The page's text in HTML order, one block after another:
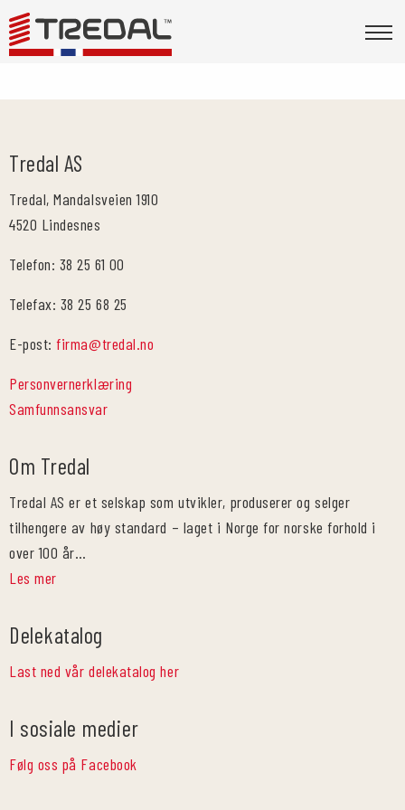
Tredal AS
Tredal, Mandalsveien 1910
4520 Lindesnes
Telefon: 38 25 61 00
Telefax: 38 25 68 25
E-post:firma@tredal.no
Personvernerklæring
Samfunnsansvar
Om Tredal
Tredal AS er et selskap som utvikler, produserer og selger
tilhengere av høy standard – laget i Norge for norske forhold i
over 100 år…
Les mer
Delekatalog
Last ned vår delekatalog her
I sosiale medier
Følg oss på Facebook